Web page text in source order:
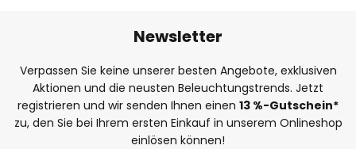
Newsletter
Verpassen Sie keine unserer besten Angebote, exklusiven
Aktionen und die neusten Beleuchtungstrends. Jetzt
registrieren und wir senden Ihnen einen 13 %-Gutschein*
zu, den Sie bei Ihrem ersten Einkauf in unserem Onlineshop
einlösen können!